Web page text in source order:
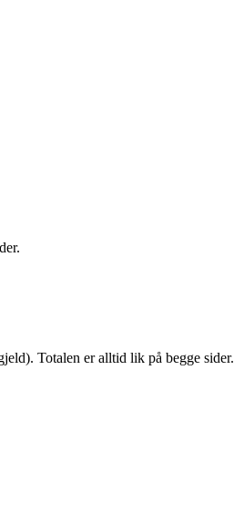
Totalen er alltid lik på begge sider.